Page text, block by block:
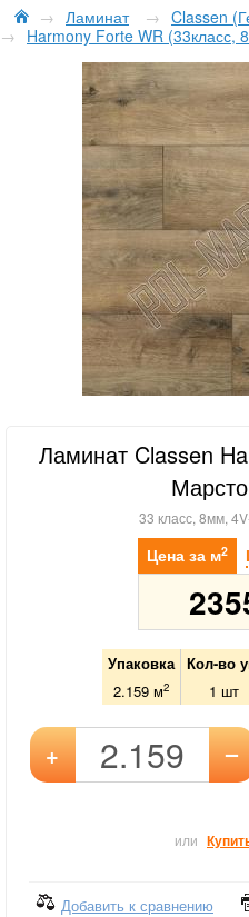
→ Ламинат → Classen
→ Harmony Forte WR (33класс,
Ламинат Classen
33 класс, 8мм,
Цена за м2
Упаковка Кол-во
2.159 м2 1 шт
+ –
или
Добавить к сравнению